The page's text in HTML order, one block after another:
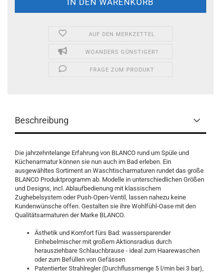
AUF DEN MERKZETTEL
WOANDERS GÜNSTIGER?
FRAGE ZUM PRODUKT
Beschreibung
Die jahrzehntelange Erfahrung von BLANCO rund um Spüle und
Küchenarmatur können sie nun auch im Bad erleben. Ein
ausgewähltes Sortiment an Waschtischarmaturen rundet das große
BLANCO Produktprogramm ab. Modelle in unterschiedlichen Größen
und Designs, incl. Ablaufbedienung mit klassischem
Zughebelsystem oder Push-Open-Ventil, lassen nahezu keine
Kundenwünsche offen. Gestalten sie ihre Wohlfühl-Oase mit den
Qualitätsarmaturen der Marke BLANCO.
Ästhetik und Komfort fürs Bad: wassersparender
Einhebelmischer mit großem Aktionsradius durch
herausziehbare Schlauchbrause - ideal zum Haarewaschen
oder zum Befüllen von Gefässen
Patentierter Strahlregler (Durchflussmenge 5 l/min bei 3 bar),